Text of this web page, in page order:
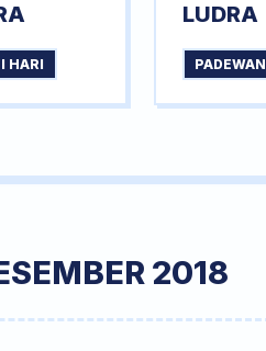
HARI
LUDRA
PADEWAN
2018